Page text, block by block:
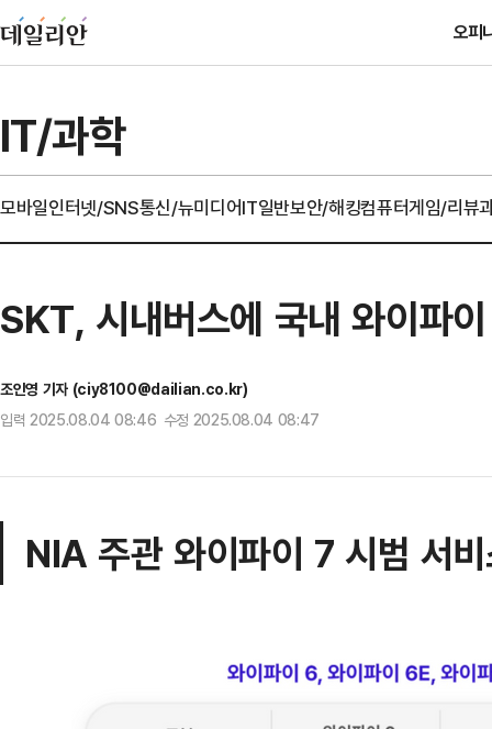
오피
IT/과학
모바일인터넷/SNS통신/뉴미디어IT일반보안/해킹컴퓨터게임/리뷰
SKT, 시내버스에 국내 와이파
조인영 기자 (ciy8100@dailian.co.kr)
입력 2025.08.04 08:46 수정 2025.08.04 08:47
NIA 주관 와이파이 7 시범 서